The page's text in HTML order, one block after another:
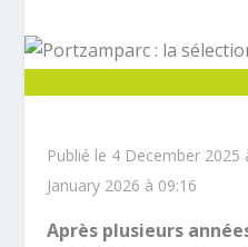
Publié le 4 December
January 2026 à 09:16
Après plusieurs